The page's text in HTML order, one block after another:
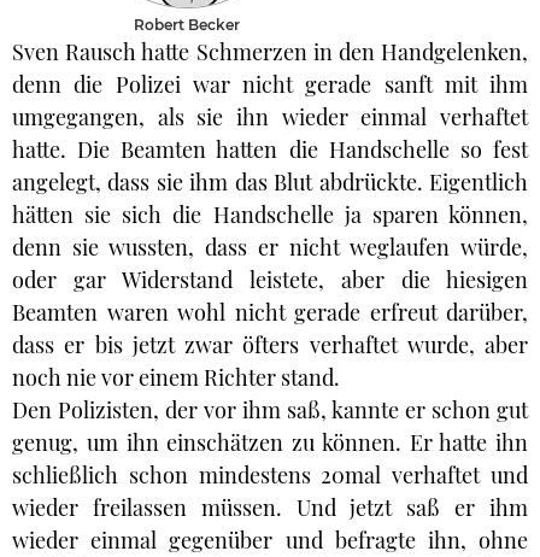
Robert Becker
Sven Rausch hatte Schmerzen in den Handgelenken,
denn die Polizei war nicht gerade sanft mit ihm
umgegangen, als sie ihn wieder einmal verhaftet
hatte. Die Beamten hatten die Handschelle so fest
angelegt, dass sie ihm das Blut abdrückte. Eigentlich
hätten sie sich die Handschelle ja sparen können,
denn sie wussten, dass er nicht weglaufen würde,
oder gar Widerstand leistete, aber die hiesigen
Beamten waren wohl nicht gerade erfreut darüber,
dass er bis jetzt zwar öfters verhaftet wurde, aber
noch nie vor einem Richter stand.
Den Polizisten, der vor ihm saß, kannte er schon gut
genug, um ihn einschätzen zu können. Er hatte ihn
schließlich schon mindestens 20mal verhaftet und
wieder freilassen müssen. Und jetzt saß er ihm
wieder einmal gegenüber und befragte ihn, ohne